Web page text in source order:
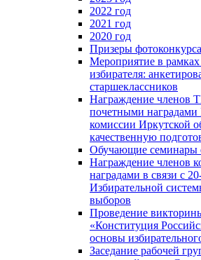
2022 год
2021 год
2020 год
Призеры фотоконкурса
Мероприятие в
избирателя:
старшеклассников
Награждение
почетными наградами
комиссии Иркутской
качественную
Обучающие
Награждение членов
наградами в связи с
Избирательной
выборов
Проведение
«Конституция
основы
Заседание рабочей